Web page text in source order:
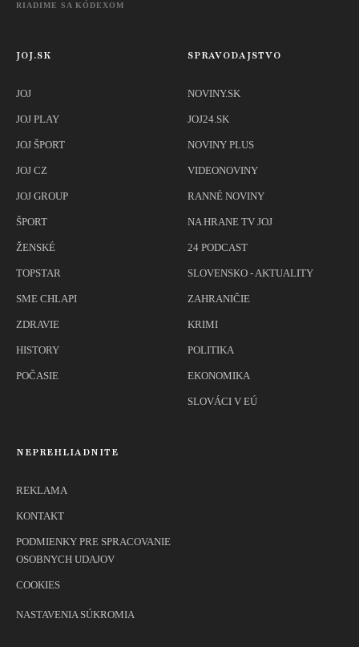
RIADIME SA KÓDEXOM
JOJ.SK
JOJ
JOJ PLAY
JOJ ŠPORT
JOJ CZ
JOJ GROUP
ŠPORT
ŽENSKÉ
TOPSTAR
SME CHLAPI
ZDRAVIE
HISTORY
POČASIE
SPRAVODAJSTVO
NOVINY.SK
JOJ24.SK
NOVINY PLUS
VIDEONOVINY
RANNÉ NOVINY
NA HRANE TV JOJ
24 PODCAST
SLOVENSKO - AKTUALITY
ZAHRANIČIE
KRIMI
POLITIKA
EKONOMIKA
SLOVÁCI V EÚ
NEPREHLIADNITE
REKLAMA
KONTAKT
PODMIENKY PRE SPRACOVANIE
OSOBNYCH UDAJOV
COOKIES
NASTAVENIA SÚKROMIA